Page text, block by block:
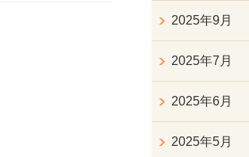
2025年9月
2025年7月
2025年6月
2025年5月